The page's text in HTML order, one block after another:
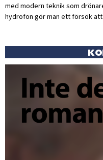
med modern teknik som
hydrofon gör man ett försök